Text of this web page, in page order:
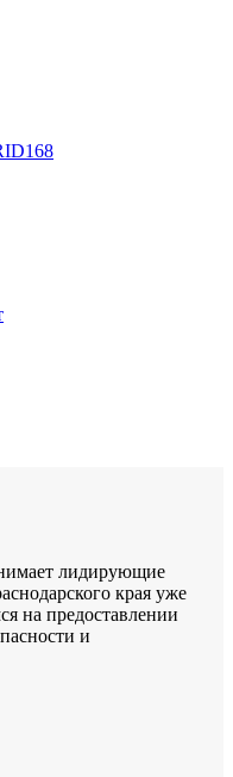
лидирующие
края уже
на предоставлении
и